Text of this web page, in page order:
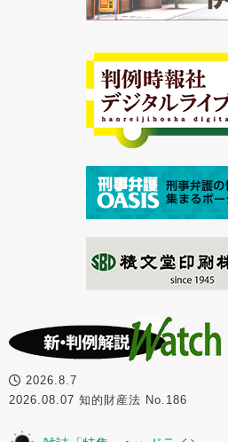
2026.8.7
2026.08.07 知的財産法 No.186